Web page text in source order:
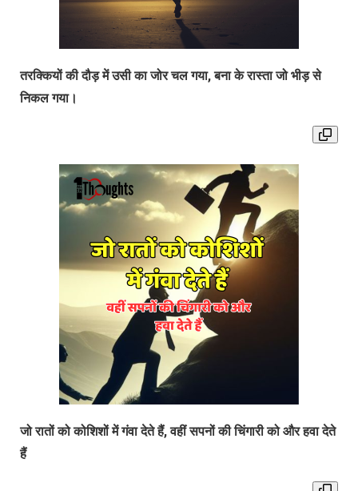
तरक्कियों की दौड़ में उसी का जोर चल गया,बना के रास्ता जो भीड़ से
निकल गया।
जो रातों को कोशिशों में गंवा देते हैं,वहीं सपनों की चिंगारी को और हवा देते
हैं